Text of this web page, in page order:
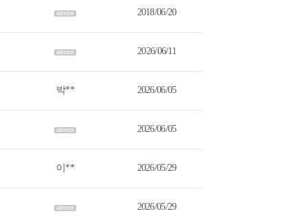
2018/06/20
2026/06/11
박** 2026/06/05
2026/06/05
이** 2026/05/29
2026/05/29